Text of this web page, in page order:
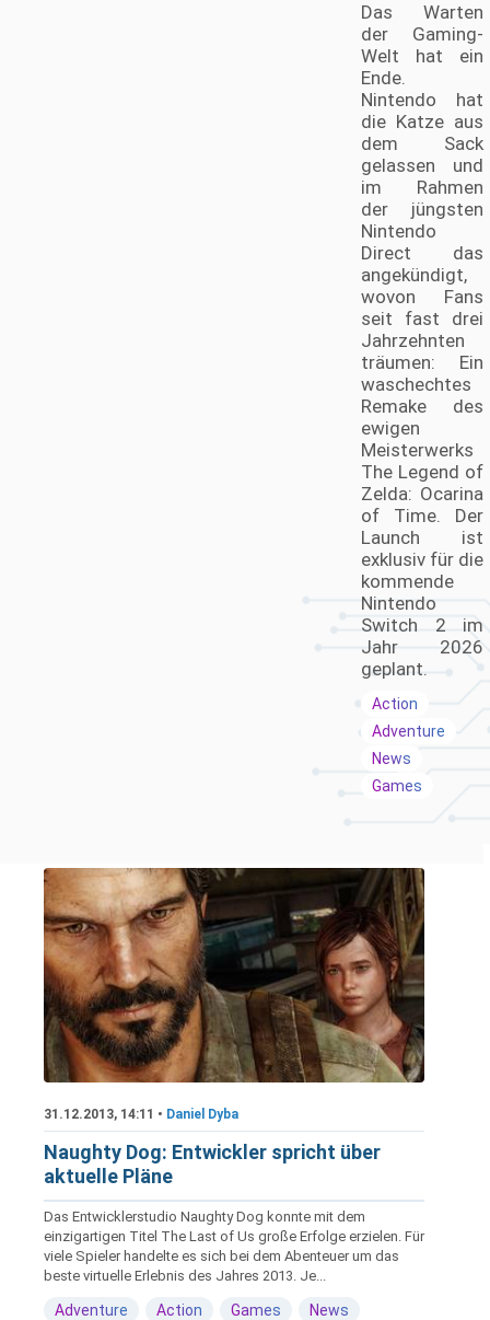
Das Warten
der Gaming-
Welt hat ein
Ende.
Nintendo hat
die Katze aus
dem Sack
gelassen und
im Rahmen
der jüngsten
Nintendo
Direct das
angekündigt,
wovon Fans
seit fast drei
Jahrzehnten
träumen: Ein
waschechtes
Remake des
ewigen
Meisterwerks
The Legend of
Zelda: Ocarina
of Time. Der
Launch ist
exklusiv für die
kommende
Nintendo
Switch 2 im
Jahr 2026
geplant.
Action
Adventure
News
Games
31.12.2013, 14:11 • Daniel Dyba
Naughty Dog: Entwickler spricht über
aktuelle Pläne
Das Entwicklerstudio Naughty Dog konnte mit dem
einzigartigen Titel The Last of Us große Erfolge erzielen. Für
viele Spieler handelte es sich bei dem Abenteuer um das
beste virtuelle Erlebnis des Jahres 2013. Je...
Adventure Action Games News